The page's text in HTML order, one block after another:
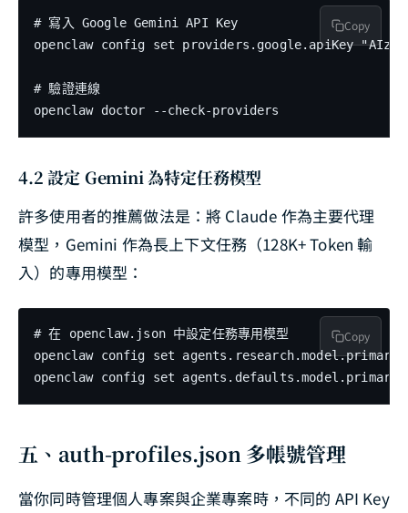
# 寫入 Google Gemini API Key
openclaw config set providers.google.apiKey
# 驗證連線
openclaw doctor --check-providers
Copy
4.2 設定 Gemini 為特定任務模型
許多使用者的推薦做法是：將 Claude 作為主要代理
模型，Gemini 作為長上下文任務（128K+ Token 輸
入）的專用模型：
# 在 openclaw.json 中設定任務專用模型
openclaw config set agents.research.model.primary
openclaw config set agents.defaults.model.primary
Copy
五、auth-profiles.json 多帳號管理
當你同時管理個人專案與企業專案時，不同的 API Key